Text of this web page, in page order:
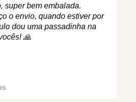
super bem embalada.
o envio, quando estiver por
dou uma passadinha na
🙏